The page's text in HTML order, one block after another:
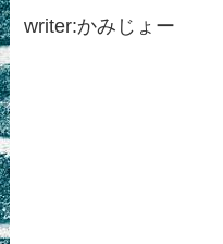
writer:かみじょー